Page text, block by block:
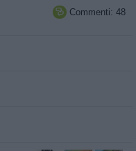
 Commenti: 48